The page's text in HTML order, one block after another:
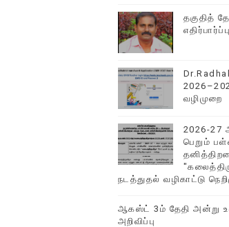
தகுதித்
வழிமுறை
2026-27
பெறும்
நடத்துதல் வழிகாட்டு
ஆகஸ்ட் 3ம் தேதி அன்று
அறிவிப்பு